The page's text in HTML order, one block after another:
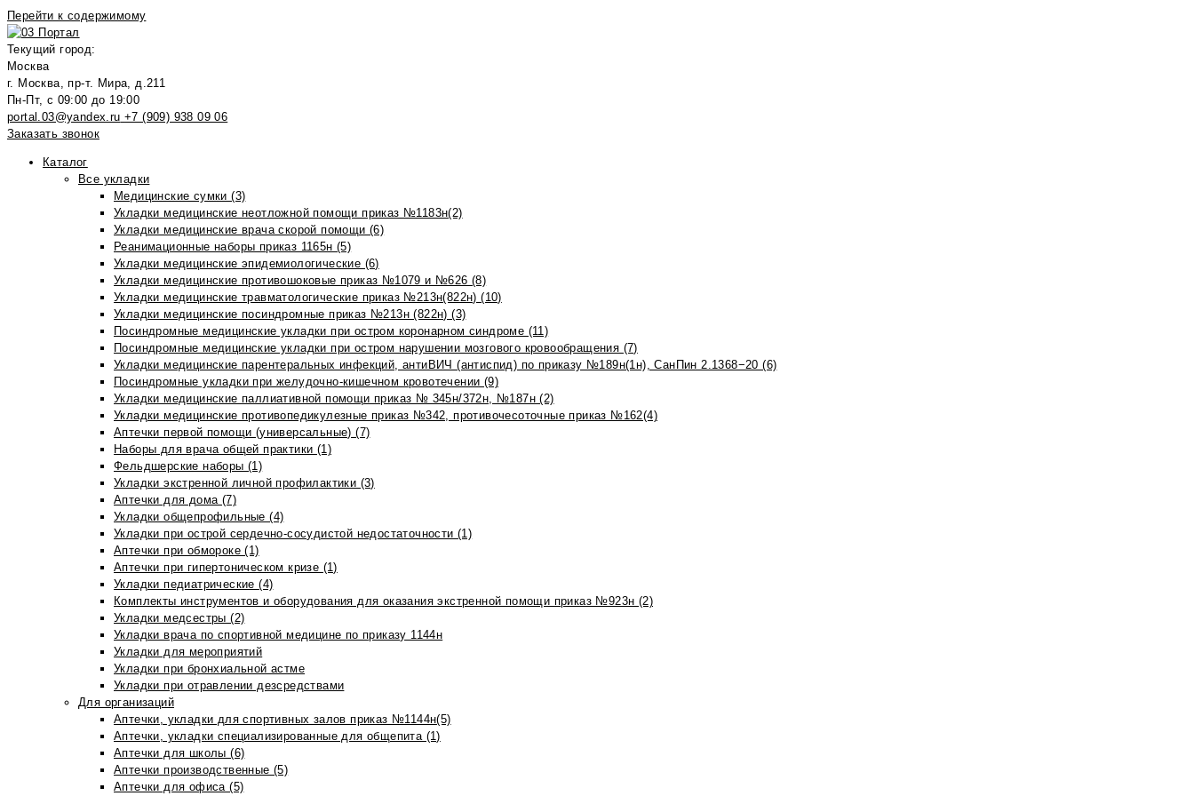
Перейти к содержимому
Текущий город:
Москва
г. Москва, пр-т. Мира, д.211
Пн-Пт, с 09:00 до 19:00
portal.03@yandex.ru +7 (909) 938 09 06
Заказать звонок
Каталог
Все укладки
Медицинские сумки (3)
Укладки медицинские неотложной помощи приказ №1183н(2)
Укладки медицинские врача скорой помощи (6)
Реанимационные наборы приказ 1165н (5)
Укладки медицинские эпидемиологические (6)
Укладки медицинские противошоковые приказ №1079 и №626 (8)
Укладки медицинские травматологические приказ №213н(822н) (10)
Укладки медицинские посиндромные приказ №213н (822н) (3)
Посиндромные медицинские укладки при остром коронарном синдроме (11)
Посиндромные медицинские укладки при остром нарушении мозгового кровообращения (7)
Укладки медицинские парентеральных инфекций, антиВИЧ (антиспид) по приказу №189н(1н), СанПин 2.1368−20 (6)
Посиндромные укладки при желудочно-кишечном кровотечении (9)
Укладки медицинские паллиативной помощи приказ № 345н/372н, №187н (2)
Укладки медицинские противопедикулезные приказ №342, противочесоточные приказ №162(4)
Аптечки первой помощи (универсальные) (7)
Наборы для врача общей практики (1)
Фельдшерские наборы (1)
Укладки экстренной личной профилактики (3)
Аптечки для дома (7)
Укладки общепрофильные (4)
Укладки при острой сердечно-сосудистой недостаточности (1)
Аптечки при обмороке (1)
Аптечки при гипертоническом кризе (1)
Укладки педиатрические (4)
Комплекты инструментов и оборудования для оказания экстренной помощи приказ №923н (2)
Укладки медсестры (2)
Укладки врача по спортивной медицине по приказу 1144н
Укладки для мероприятий
Укладки при бронхиальной астме
Укладки при отравлении дезсредствами
Для организаций
Аптечки, укладки для спортивных залов приказ №1144н(5)
Аптечки, укладки специализированные для общепита (1)
Аптечки для школы (6)
Аптечки производственные (5)
Аптечки для офиса (5)